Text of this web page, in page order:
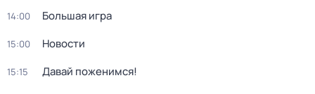
14:00 Большая игра
15:00 Новости
15:15 Давай поженимся!